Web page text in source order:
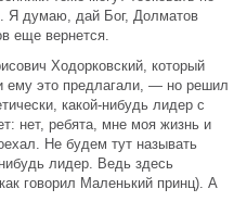
Я думаю, дай Бог, Долматов
еще вернется.
Ходорковский, который
ему это предлагали, — но решил
какой-нибудь лидер с
нет, ребята, мне моя жизнь и
Не будем тут называть
лидер. Ведь здесь
говорил Маленький принц). А